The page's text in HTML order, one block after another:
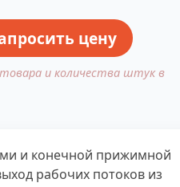
цену
и количества штук в
и конечной прижимной
рабочих потоков из